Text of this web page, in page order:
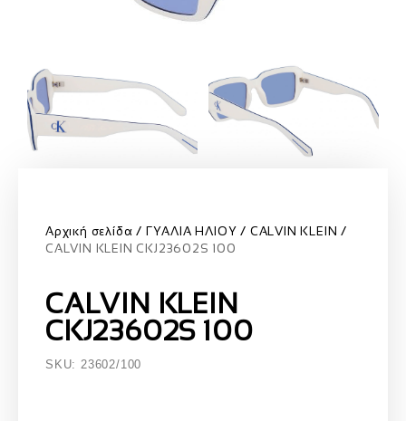
Αρχική σελίδα ΓΥΑΛΙΑ ΗΛΙΟΥ
CALVIN KLEIN
CALVIN KLEIN CKJ23602S 100
CALVIN KLEIN
CKJ23602S 100
SKU: 23602/100